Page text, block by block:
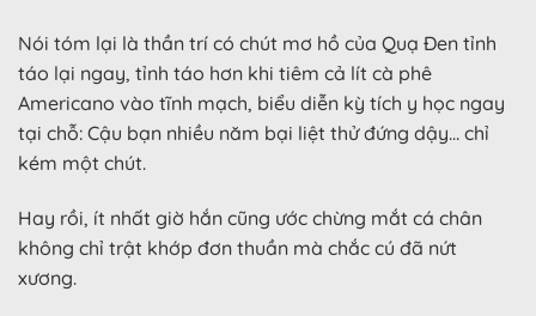
Nói tóm lại là thần trí có chút mơ hồ của Quạ Đen tỉnh
táo lại ngay, tỉnh táo hơn khi tiêm cả lít cà phê
Americano vào tĩnh mạch, biểu diễn kỳ tích y học ngay
tại chỗ: Cậu bạn nhiều năm bại liệt thử đứng dậy… chỉ
kém một chút.
Hay rồi, ít nhất giờ hắn cũng ước chừng mắt cá chân
không chỉ trật khớp đơn thuần mà chắc cú đã nứt
xương.